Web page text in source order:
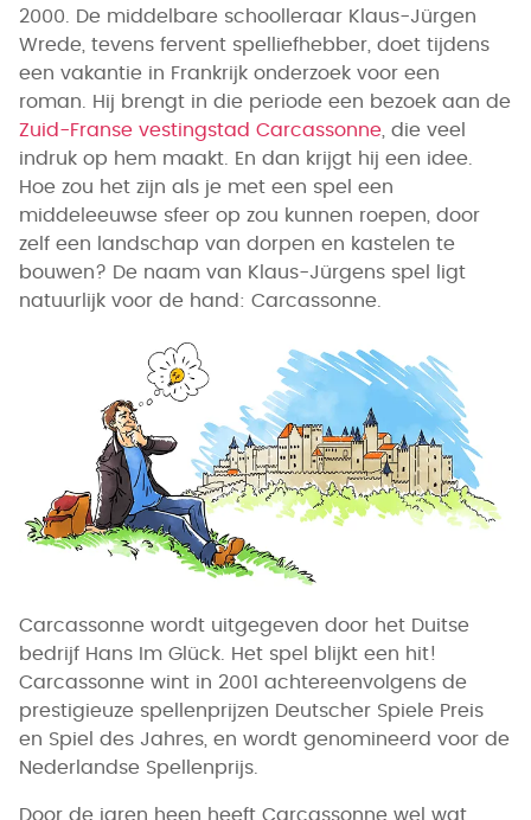
2000. De middelbare schoolleraar Klaus-Jürgen
Wrede, tevens fervent spelliefhebber, doet tijdens
een vakantie in Frankrijk onderzoek voor een
roman. Hij brengt in die periode een bezoek aan de
Zuid-Franse vestingstad Carcassonne , die veel
indruk op hem maakt. En dan krijgt hij een idee.
Hoe zou het zijn als je met een spel een
middeleeuwse sfeer op zou kunnen roepen, door
zelf een landschap van dorpen en kastelen te
bouwen? De naam van Klaus-Jürgens spel ligt
natuurlijk voor de hand: Carcassonne.
Carcassonne wordt uitgegeven door het Duitse
bedrijf Hans Im Glück. Het spel blijkt een hit!
Carcassonne wint in 2001 achtereenvolgens de
prestigieuze spellenprijzen Deutscher Spiele Preis
en Spiel des Jahres, en wordt genomineerd voor de
Nederlandse Spellenprijs.
Door de jaren heen heeft Carcassonne wel wat